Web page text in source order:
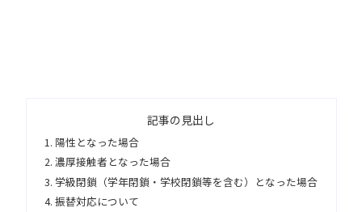
記事の見出し
陽性となった場合
濃厚接触者となった場合
学級閉鎖（学年閉鎖・学校閉鎖等を含む）となった場合
振替対応について